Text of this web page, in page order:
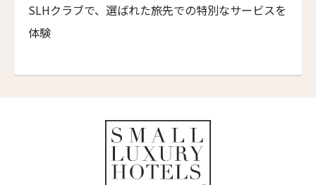
SLHクラブで、選ばれた旅先での特別なサービスを
体験